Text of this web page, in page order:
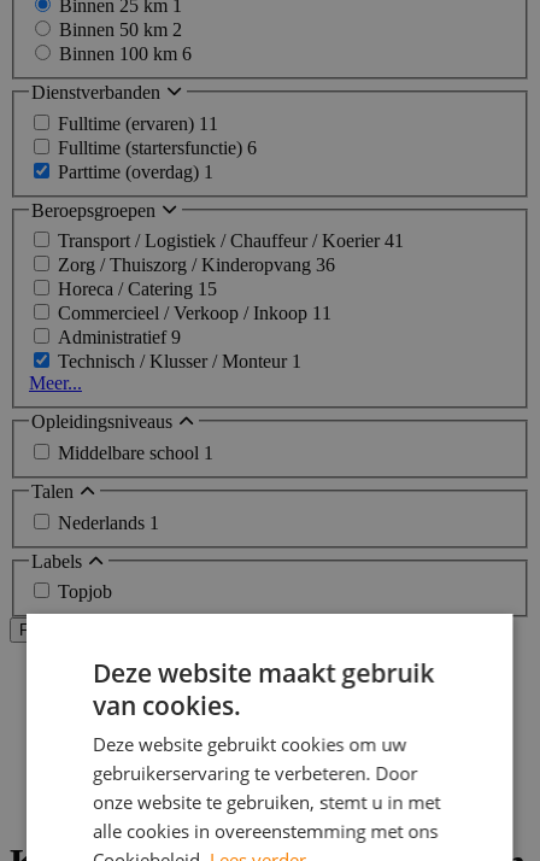
Binnen 25 km 1
Binnen 50 km 2
Binnen 100 km 6
Dienstverbanden
Fulltime (ervaren) 11
Fulltime (startersfunctie) 6
Parttime (overdag) 1
Beroepsgroepen
Transport / Logistiek / Chauffeur / Koerier41
Zorg / Thuiszorg / Kinderopvang 36
Horeca / Catering 15
Commercieel / Verkoop / Inkoop 11
Administratief9
Technisch / Klusser / Monteur 1
Meer...
Opleidingsniveaus
Middelbare school 1
Talen
Nederlands 1
Labels
Topjob
Filters Toepassen
Home
Bijbaan
Klusser vacatures
Deze website maakt gebruik
van cookies.
Deze website gebruikt cookies om uw
gebruikerservaring te verbeteren. Door
onze website te gebruiken, stemt u in met
alle cookies in overeenstemming met ons